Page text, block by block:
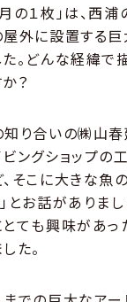
の１枚」は、西
屋外に設置する巨
た。どんな経緯で
？
り合いの㈱山春
ングショップの
、そこに大きな魚
とお話がありま
とても興味があっ
た。